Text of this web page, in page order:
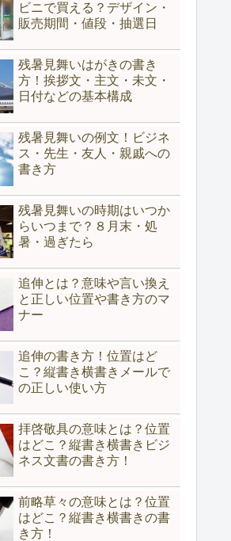
ビニで買える？デザイン・
販売期間・値段・抽選日
残暑見舞いはがきの書き
方！挨拶文・主文・未文・
日付などの基本構成
残暑見舞いの例文！ビジネ
ス・先生・友人・親戚への
書き方
残暑見舞いの時期はいつか
らいつまで？８月末・処
暑・過ぎたら
追伸とは？意味や言い換え
と正しい位置や書き方のマ
ナー
追伸の書き方！位置はど
こ？縦書き横書きメールで
の正しい使い方
拝啓敬具の意味とは？位置
はどこ？縦書き横書きビジ
ネス文書の書き方！
前略草々の意味とは？位置
はどこ？縦書き横書きの書
き方！